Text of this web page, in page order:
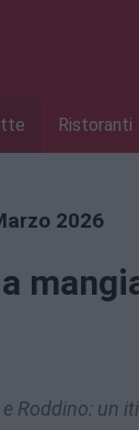
Ristoranti
2026
Roddino: un